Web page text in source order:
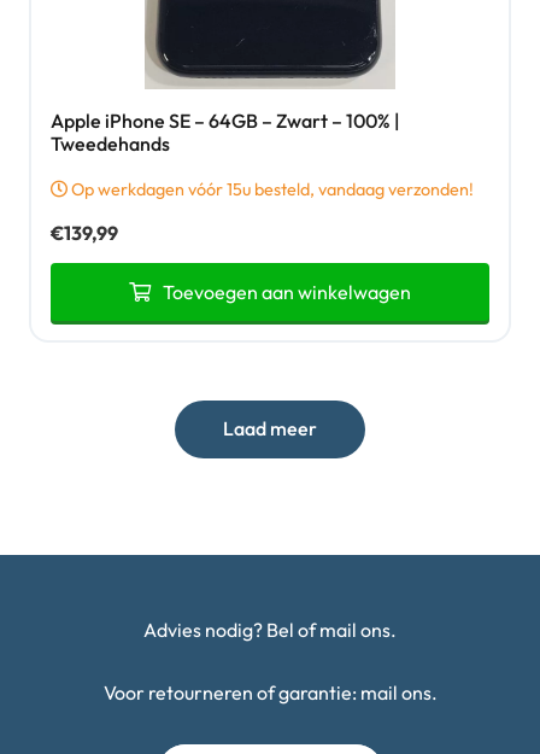
Apple iPhone SE – 64GB – Zwart – 100% |
Tweedehands
Op werkdagen vóór 15u besteld, vandaag verzonden!
€139,99
Toevoegen aan winkelwagen
Laad meer
Advies nodig? Bel of mail ons.
Voor retourneren of garantie: mail ons.